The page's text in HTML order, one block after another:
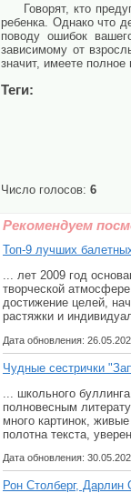
Говорят, кто
ребенка. Однако что
поводу ошибок
зависимому от
значит, имеете полное
Теги:
Число голосов: 6
Рекомендуем
Топ-9 лучших
... лет 2009 год
творческой
достижение целей,
растяжки и
Дата обновления:
Чудные сестрички
... школьного
полновесным
много картинок,
полотна текста,
Дата обновления:
Рон Столберг, Дарлин